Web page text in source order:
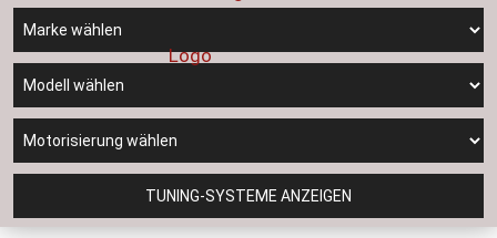
TUNING-SYSTEME ANZEIGEN